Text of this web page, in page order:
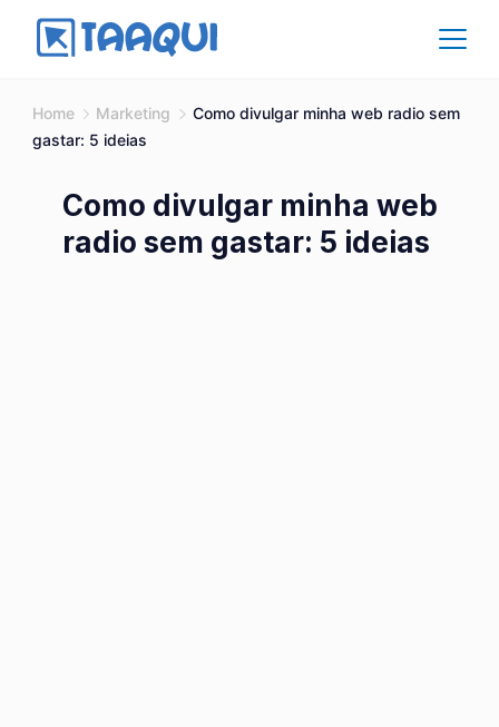
Home Marketing
Como divulgar minha web radio sem
gastar: 5 ideias
Como divulgar minha web
radio sem gastar: 5 ideias